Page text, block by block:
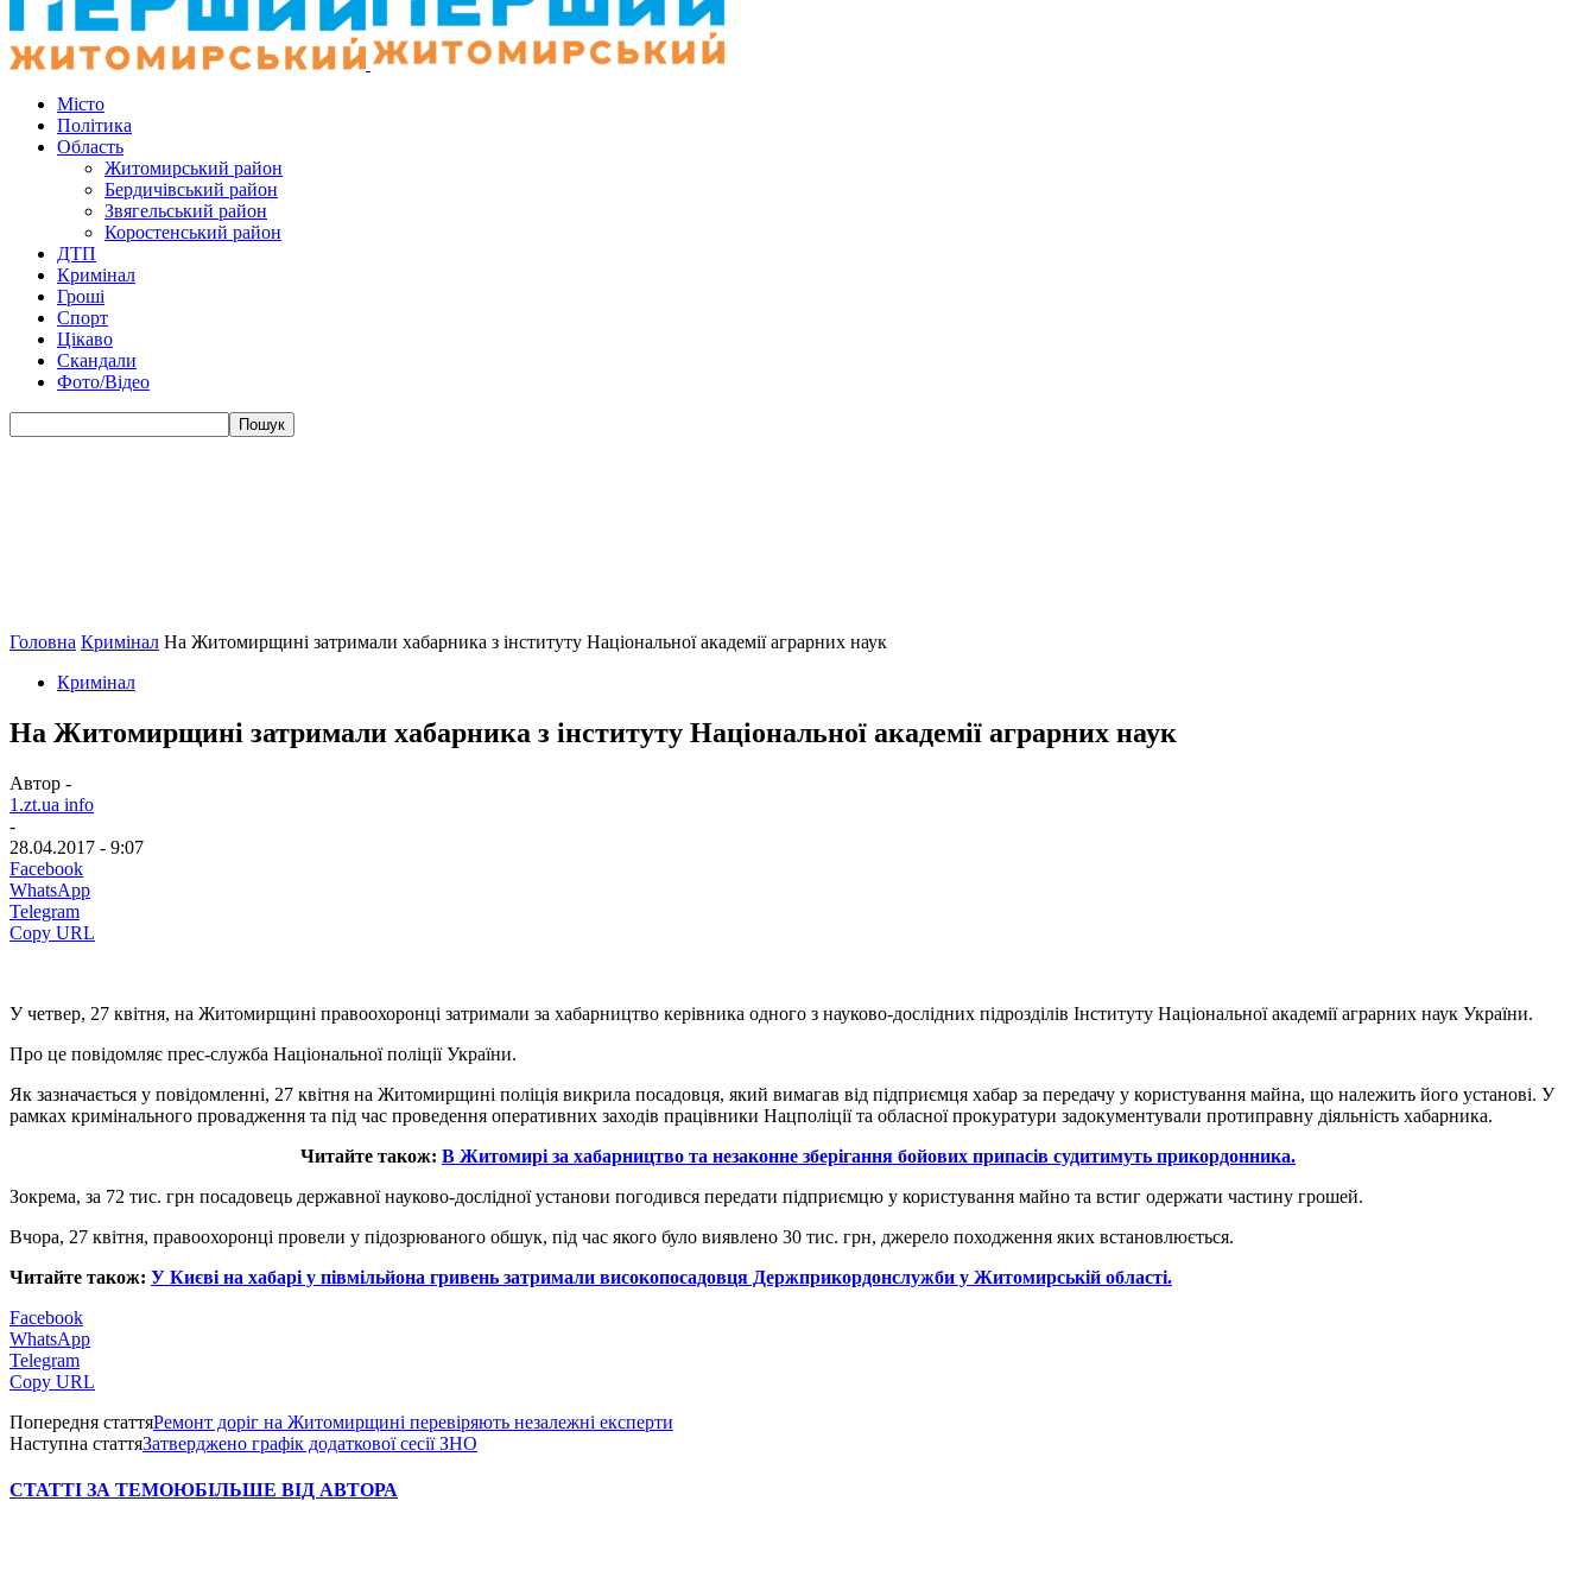
Місто
Політика
Область
Житомирський район
Бердичівський район
Звягельський район
Коростенський район
ДТП
Кримінал
Гроші
Спорт
Цікаво
Скандали
Фото/Відео
Головна Кримінал На Житомирщині затримали хабарника з інституту Національної академії аграрних наук
Кримінал
На Житомирщині затримали хабарника з інституту Національної академії аграрних наук
Автор -
1.zt.ua info
-
28.04.2017 - 9:07
Facebook
WhatsApp
Telegram
Copy URL
У четвер, 27 квітня, на Житомирщині правоохоронці затримали за хабарництво керівника одного з науково-дослідних підрозділів Інституту Національної академії аграрних наук України.
Про це повідомляє прес-служба Національної поліції України.
Як зазначається у повідомленні, 27 квітня на Житомирщині поліція викрила посадовця, який вимагав від підприємця хабар за передачу у користування майна, що належить його установі. У
рамках кримінального провадження та під час проведення оперативних заходів працівники Нацполіції та обласної прокуратури задокументували протиправну діяльність хабарника.
Читайте також: В Житомирі за хабарництво та незаконне зберігання бойових припасів судитимуть прикордонника.
Зокрема, за 72 тис. грн посадовець державної науково-дослідної установи погодився передати підприємцю у користування майно та встиг одержати частину грошей.
Вчора, 27 квітня, правоохоронці провели у підозрюваного обшук, під час якого було виявлено 30 тис. грн, джерело походження яких встановлюється.
Читайте також: У Києві на хабарі у півмільйона гривень затримали високопосадовця Держприкордонслужби у Житомирській області.
Facebook
WhatsApp
Telegram
Copy URL
Попередня статтяРемонт доріг на Житомирщині перевіряють незалежні експерти
Наступна статтяЗатверджено графік додаткової сесії ЗНО
СТАТТІ ЗА ТЕМОЮБІЛЬШЕ ВІД АВТОРА